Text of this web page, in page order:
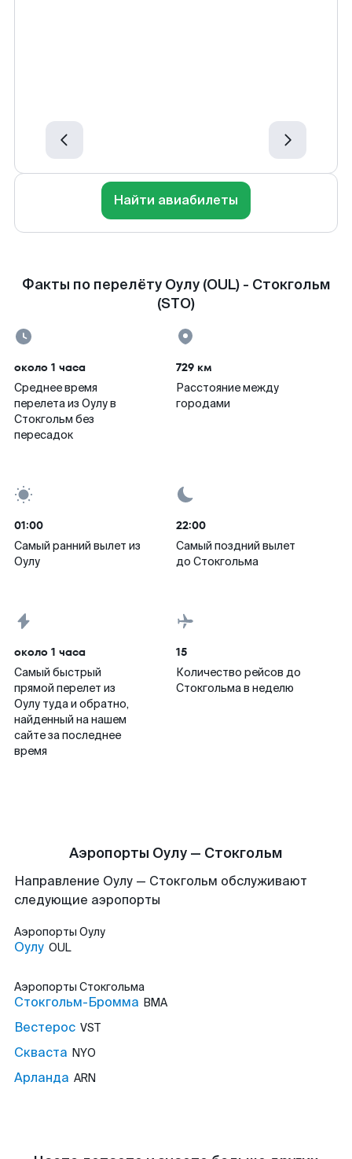
Найти авиабилеты
Факты по перелёту Оулу (OUL) - Стокгольм
(STO)
около 1 часа
Среднее время
перелета из Оулу в
Стокгольм без
пересадок
729 км
Расстояние между
городами
01:00
Самый ранний вылет из
Оулу
22:00
Самый поздний вылет
до Стокгольма
около 1 часа
Самый быстрый
прямой перелет из
Оулу туда и обратно,
найденный на нашем
сайте за последнее
время
15
Количество рейсов до
Стокгольма в неделю
Аэропорты Оулу — Стокгольм
Направление Оулу — Стокгольм обслуживают
следующие аэропорты
Аэропорты Оулу
Оулу OUL
Аэропорты Стокгольма
Стокгольм-Бромма BMA
Вестерос VST
Скваста NYO
Арланда ARN